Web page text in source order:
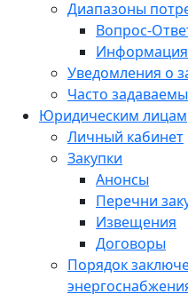
Диапазоны
Вопрос-
Информация
Уведомления о
Часто
Юридическим лицам
Личный кабинет
Закупки
Анонсы
Перечни
Извещения
Договоры
Порядок